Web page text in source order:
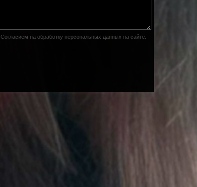
Согласием на обработку персональных данных на сайте.